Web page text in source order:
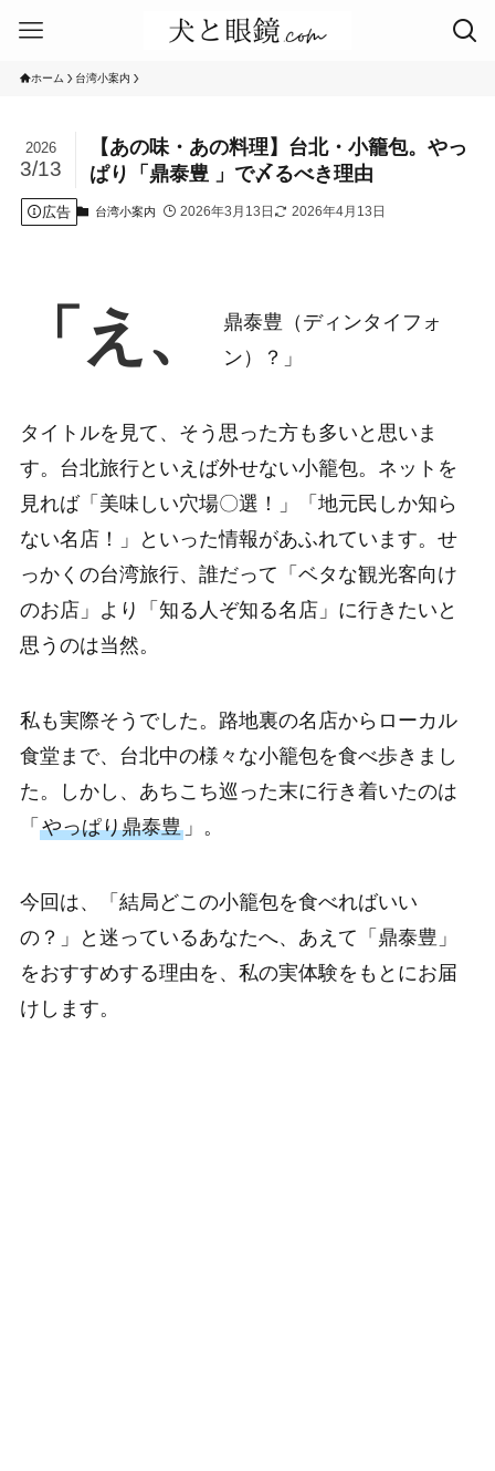
ホーム 台湾小案内
【あの味・あの料理】台北・小籠包。やっ
ぱり「鼎泰豊 」で〆るべき理由
2026
3/13
広告 台湾小案内 2026年3月13日 2026年4月13日
「え、
鼎泰豊（ディンタイフォ
ン）？」
タイトルを見て、そう思った方も多いと思いま
す。台北旅行といえば外せない小籠包。ネットを
見れば「美味しい穴場〇選！」「地元民しか知ら
ない名店！」といった情報があふれています。せ
っかくの台湾旅行、誰だって「ベタな観光客向け
のお店」より「知る人ぞ知る名店」に行きたいと
思うのは当然。
私も実際そうでした。路地裏の名店からローカル
食堂まで、台北中の様々な小籠包を食べ歩きまし
た。しかし、あちこち巡った末に行き着いたのは
「 やっぱり鼎泰豊」。
今回は、「結局どこの小籠包を食べればいい
の？」と迷っているあなたへ、あえて「鼎泰豊」
をおすすめする理由を、私の実体験をもとにお届
けします。